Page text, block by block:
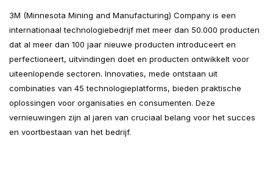
3M (Minnesota Mining and Manufacturing) Company is een
internationaal technologiebedrijf met meer dan 50.000 producten
dat al meer dan 100 jaar nieuwe producten introduceert en
perfectioneert, uitvindingen doet en producten ontwikkelt voor
uiteenlopende sectoren. Innovaties, mede ontstaan uit
combinaties van 45 technologieplatforms, bieden praktische
oplossingen voor organisaties en consumenten. Deze
vernieuwingen zijn al jaren van cruciaal belang voor het succes
en voortbestaan van het bedrijf.